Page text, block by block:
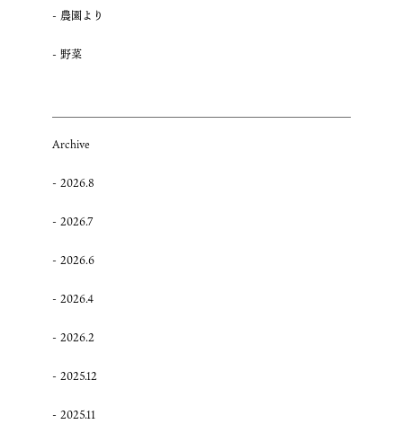
農園より
野菜
Archive
2026.8
2026.7
2026.6
2026.4
2026.2
2025.12
2025.11